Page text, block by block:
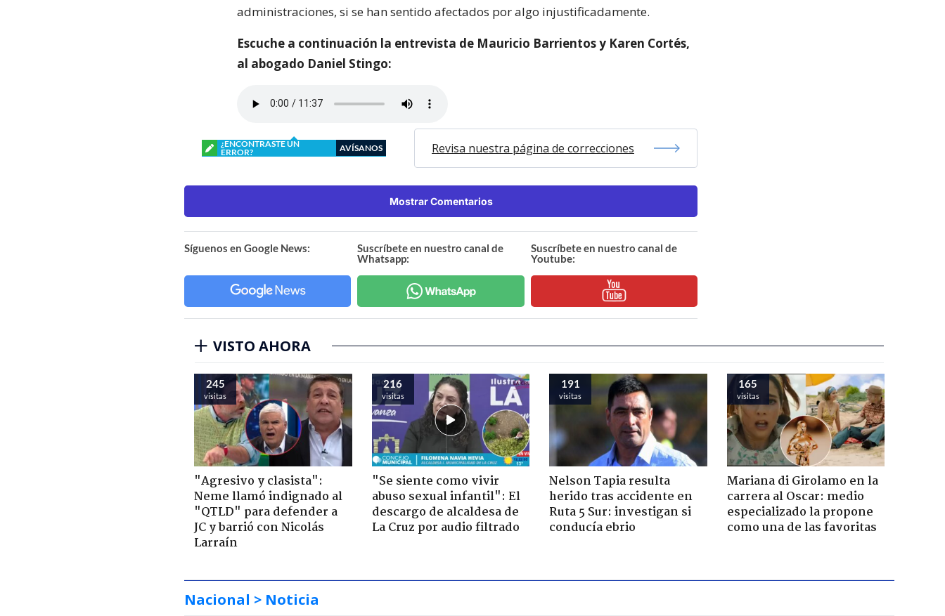
administraciones, si se han sentido afectados por algo injustificadamente.
Escuche a continuación la entrevista de Mauricio Barrientos y Karen Cortés,
al abogado Daniel Stingo:
¿ENCONTRASTE UN
ERROR?
AVÍSANOS Revisa nuestra página de correcciones
Mostrar Comentarios
Síguenos en Google News:
Suscríbete en nuestro canal de
Whatsapp:
Suscríbete en nuestro canal de
Youtube:
VISTO AHORA
245
visitas
"Agresivo y clasista":
Neme llamó indignado al
"QTLD" para defender a
JC y barrió con Nicolás
Larraín
216
visitas
"Se siente como vivir
abuso sexual infantil": El
descargo de alcaldesa de
La Cruz por audio filtrado
191
visitas
Nelson Tapia resulta
herido tras accidente en
Ruta 5 Sur: investigan si
conducía ebrio
165
visitas
Mariana di Girolamo en la
carrera al Oscar: medio
especializado la propone
como una de las favoritas
Nacional > Noticia